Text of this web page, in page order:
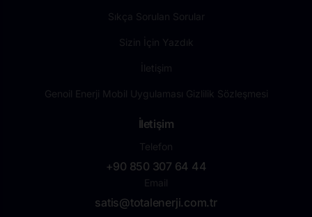
Sıkça Sorulan Sorular
Sizin İçin Yazdık
İletişim
Genoil Enerji Mobil Uygulaması Gizlilik Sözleşmesi
İletişim
Telefon
+90 850 307 64 44
Email
satis@totalenerji.com.tr